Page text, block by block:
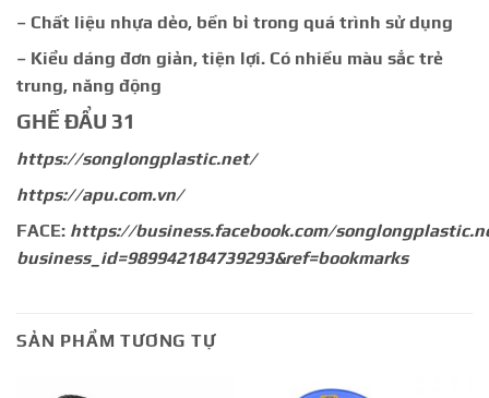
– Chất liệu nhựa dẻo, bền bỉ trong quá trình sử dụng
– Kiểu dáng đơn giản, tiện lợi. Có nhiều màu sắc trẻ
trung, năng động
GHẾ ĐẨU 31
https://songlongplastic.net/
https://apu.com.vn/
FACE: https://business.facebook.com/
business_id=989942184739293&ref=bookmarks
SẢN PHẨM TƯƠNG TỰ